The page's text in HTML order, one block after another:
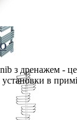
з дренажем -
в